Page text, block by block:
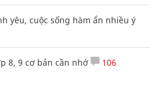
yêu, cuộc sống hàm ẩn nhiều ý
8, 9 cơ bản cần nhớ 106